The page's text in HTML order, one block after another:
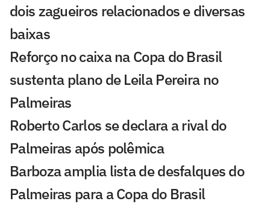
dois zagueiros relacionados e diversas
baixas
Reforço no caixa na Copa do Brasil
sustenta plano de Leila Pereira no
Palmeiras
Roberto Carlos se declara a rival do
Palmeiras após polêmica
Barboza amplia lista de desfalques do
Palmeiras para a Copa do Brasil